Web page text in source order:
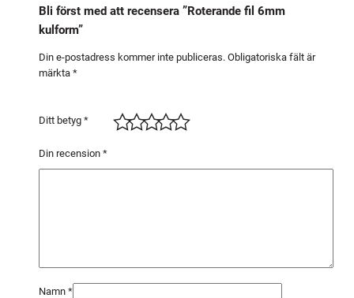
Bli först med att recensera ”Roterande fil 6mm
kulform”
Din e-postadress kommer inte publiceras. Obligatoriska fält är
märkta *
Ditt betyg *
Din recension *
Namn *